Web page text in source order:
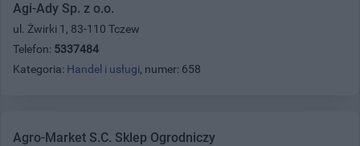
Agi-Ady Sp. z o.o.
ul. Żwirki 1, 83-110 Tczew
Telefon: 5337484
Kategoria: Handel i usługi, numer: 658
Agro-Market S.C. Sklep Ogrodniczy